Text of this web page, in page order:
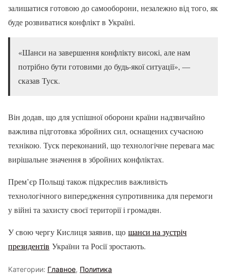
залишатися готовою до самооборони, незалежно від того, як
буде розвиватися конфлікт в Україні.
«Шанси на завершення конфлікту високі, але нам
потрібно бути готовими до будь-якої ситуації», —
сказав Туск.
Він додав, що для успішної оборони країни надзвичайно
важлива підготовка збройних сил, оснащених сучасною
технікою. Туск переконаний, що технологічне перевага має
вирішальне значення в збройних конфліктах.
Прем’єр Польщі також підкреслив важливість
технологічного випередження супротивника для перемоги
у війні та захисту своєї території і громадян.
У свою чергу Кислиця заявив, що шанси на зустріч
президентів України та Росії зростають.
Категории: Главное, Политика